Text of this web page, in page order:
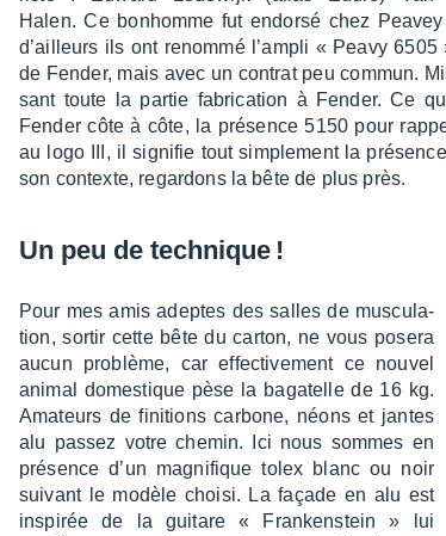
Halen. Ce bonhomme fut endorsé chez
d’ailleurs ils ont renommé l’am­pli « Peavy
de Fender, mais avec un contrat peu commun.
sant toute la partie fabri­ca­tion à Fender. Ce
Fender côte à côte, la présence 5150 pour
au logo III, il signi­fie tout simple­ment la
son contexte, regar­dons la bête de plus près.
Un peu de tech­nique !
Pour mes amis adeptes des salles de muscu­la­
tion, sortir cette bête du carton, ne vous posera
aucun problème, car effec­ti­ve­ment ce nouvel
animal domes­tique pèse la baga­telle de 16 kg.
Amateurs de fini­tions carbone, néons et jantes
alu passez votre chemin. Ici nous sommes en
présence d’un magni­fique tolex blanc ou noir
suivant le modèle choisi. La façade en alu est
inspi­rée de la guitare « Fran­ken­stein » lui